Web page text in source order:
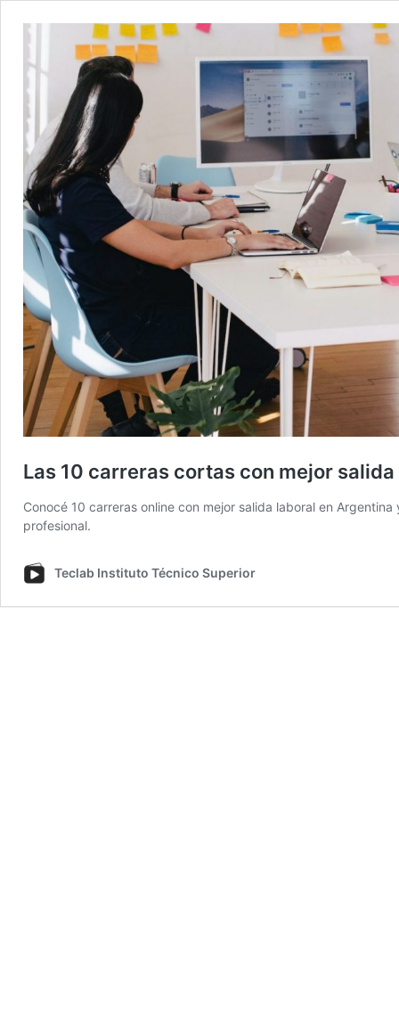
Las 10 carreras cortas con mejor
Conocé 10 carreras online con mejor salida laboral en
profesional.
Teclab Instituto Técnico Superior